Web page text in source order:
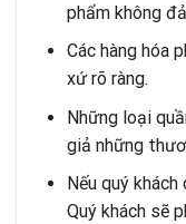
phẩm không
Các hàng hóa
xứ rõ ràng.
Những loại
giả những
Nếu quý
Quý khách sẽ